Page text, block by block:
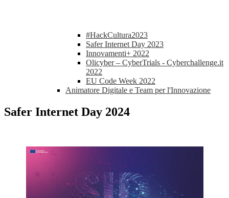
#HackCultura2023
Safer Internet Day 2023
Innovamenti+ 2022
Olicyber – CyberTrials - Cyberchallenge.it
2022
EU Code Week 2022
Animatore Digitale e Team per l'Innovazione
Safer Internet Day 2024